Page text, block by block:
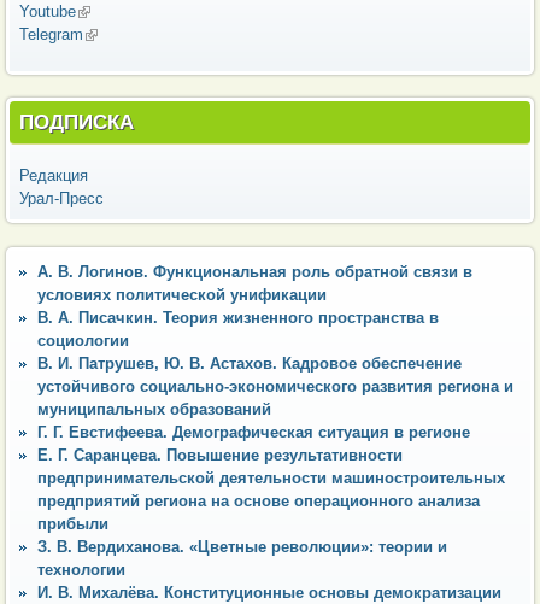
Youtube(внешняя ссылка)
Telegram (внешняя ссылка)
ПОДПИСКА
Редакция
Урал-Пресс
А. В. Логинов. Функциональная роль обратной связи в
условиях политической унификации
В. А. Писачкин. Теория жизненного пространства в
социологии
В. И. Патрушев, Ю. В. Астахов. Кадровое обеспечение
устойчивого социально-экономического развития региона и
муниципальных образований
Г. Г. Евстифеева. Демографическая ситуация в регионе
Е. Г. Саранцева. Повышение результативности
предпринимательской деятельности машиностроительных
предприятий региона на основе операционного анализа
прибыли
З. В. Вердиханова. «Цветные революции»: теории и
технологии
И. В. Михалёва. Конституционные основы демократизации